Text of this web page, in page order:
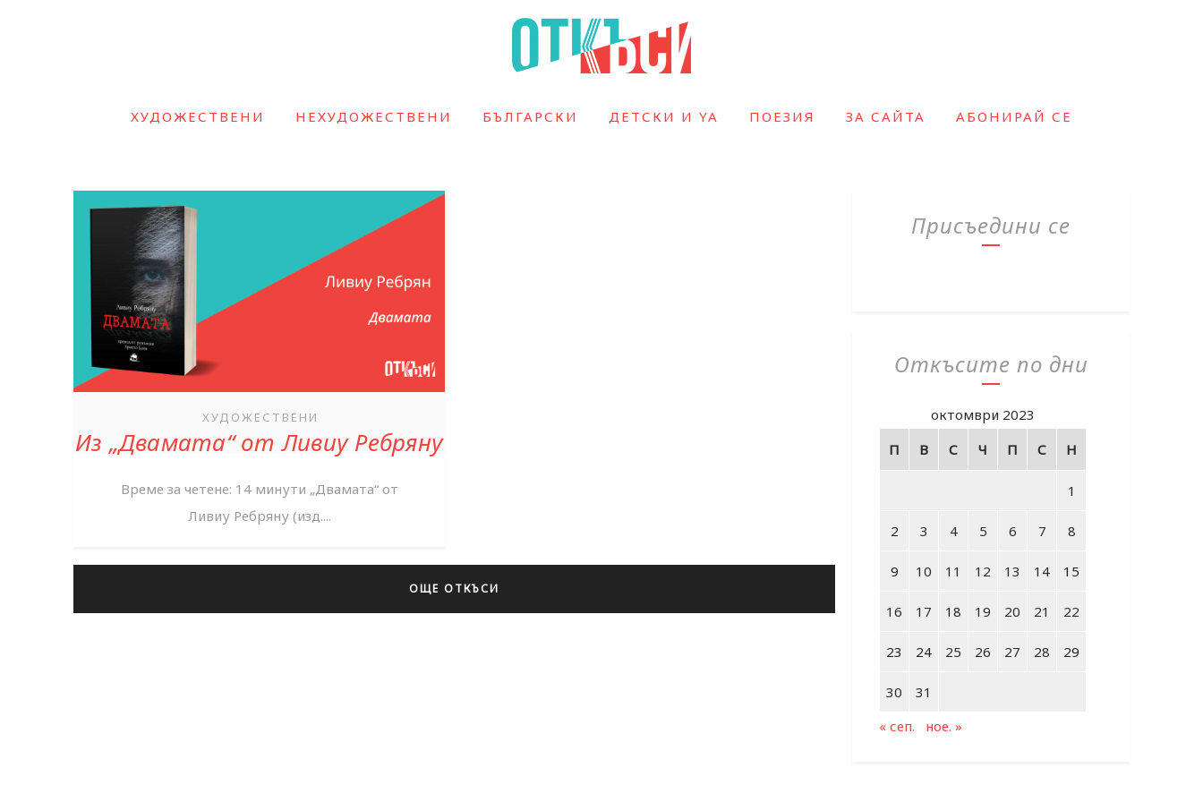
ХУДОЖЕСТВЕНИ НЕХУДОЖЕСТВЕНИ БЪЛГАРСКИ ДЕТСКИ И YA ПОЕЗИЯ ЗА САЙТА АБОНИРАЙ СЕ
ХУДОЖЕСТВЕНИ
Из „Двамата“ от Ливиу Ребряну
Време за четене: 14 минути „Двамата“ от
Ливиу Ребряну (изд....
ОЩЕ ОТКЪСИ
Присъедини се
Откъсите по дни
октомври 2023
П
В С Ч П С Н
1
2 3 4 5 6 7 8
9 10 11 12 13 14 15
16 17 18 19 20 21 22
23 24 25 26 27 28 29
30
31
« сеп.
ное. »